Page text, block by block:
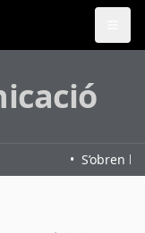
S’obren